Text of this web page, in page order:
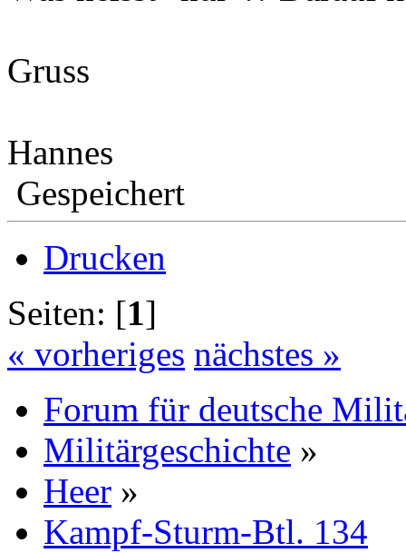
Gruss
Hannes
Gespeichert
Drucken
Seiten: [1]
« vorheriges nächstes »
Forum für deutsche
Militärgeschichte »
Heer »
Kampf-Sturm-Btl. 134